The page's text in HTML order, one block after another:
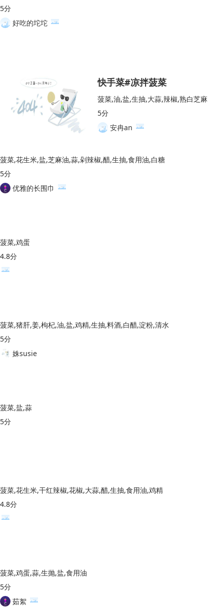
5分
好吃的坨坨
快手菜#凉拌菠菜
菠菜,油,盐,生抽,大蒜,辣椒,熟白芝麻
5分
安冉an
菠菜,花生米,盐,芝麻油,蒜,剁辣椒,醋,生抽,食用油,白糖
5分
优雅的长围巾
菠菜,鸡蛋
4.8分
菠菜,猪肝,姜,枸杞,油,盐,鸡精,生抽,料酒,白醋,淀粉,清水
5分
姝susie
菠菜,盐,蒜
5分
菠菜,花生米,干红辣椒,花椒,大蒜,醋,生抽,食用油,鸡精
4.8分
菠菜,鸡蛋,蒜,生抛,盐,食用油
5分
茹絮